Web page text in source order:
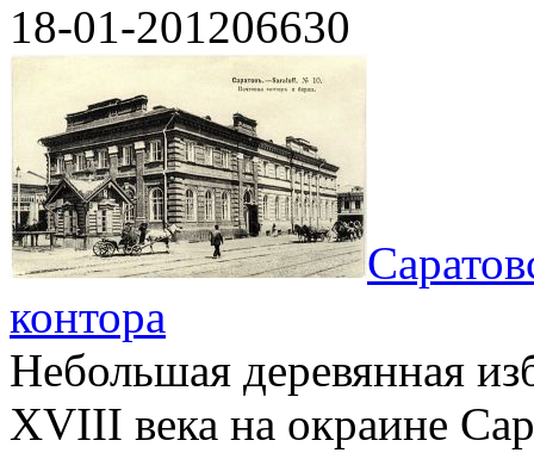
18-01-201206630
контора
Небольшая деревянная
XVIII века на окраине